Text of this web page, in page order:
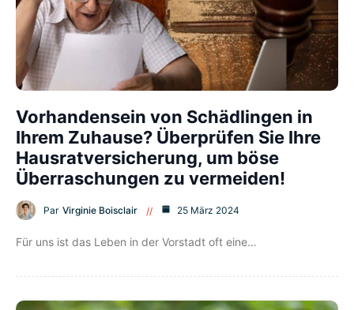
Vorhandensein von Schädlingen in
Ihrem Zuhause? Überprüfen Sie Ihre
Hausratversicherung, um böse
Überraschungen zu vermeiden!
Par Virginie Boisclair 25 März 2024
Für uns ist das Leben in der Vorstadt oft eine…